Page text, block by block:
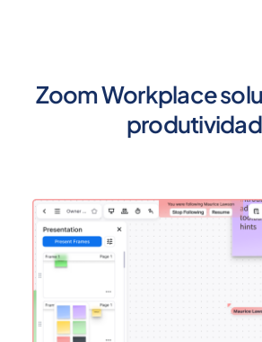
Zoom Workplace